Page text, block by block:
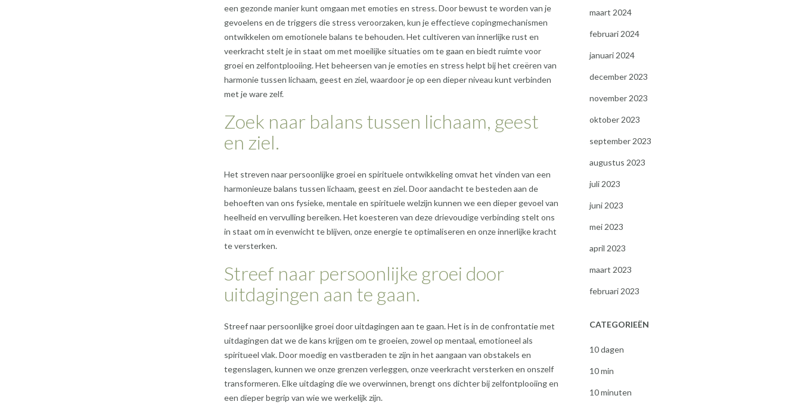
een gezonde manier kunt omgaan met emoties en stress. Door bewust te worden van je
gevoelens en de triggers die stress veroorzaken, kun je effectieve copingmechanismen
ontwikkelen om emotionele balans te behouden. Het cultiveren van innerlijke rust en
veerkracht stelt je in staat om met moeilijke situaties om te gaan en biedt ruimte voor
groei en zelfontplooiing. Het beheersen van je emoties en stress helpt bij het creëren van
harmonie tussen lichaam, geest en ziel, waardoor je op een dieper niveau kunt verbinden
met je ware zelf.
Zoek naar balans tussen lichaam, geest
en ziel.
Het streven naar persoonlijke groei en spirituele ontwikkeling omvat het vinden van een
harmonieuze balans tussen lichaam, geest en ziel. Door aandacht te besteden aan de
behoeften van ons fysieke, mentale en spirituele welzijn kunnen we een dieper gevoel van
heelheid en vervulling bereiken. Het koesteren van deze drievoudige verbinding stelt ons
in staat om in evenwicht te blijven, onze energie te optimaliseren en onze innerlijke kracht
te versterken.
Streef naar persoonlijke groei door
uitdagingen aan te gaan.
Streef naar persoonlijke groei door uitdagingen aan te gaan. Het is in de confrontatie met
uitdagingen dat we de kans krijgen om te groeien, zowel op mentaal, emotioneel als
spiritueel vlak. Door moedig en vastberaden te zijn in het aangaan van obstakels en
tegenslagen, kunnen we onze grenzen verleggen, onze veerkracht versterken en onszelf
transformeren. Elke uitdaging die we overwinnen, brengt ons dichter bij zelfontplooiing en
een dieper begrip van wie we werkelijk zijn.
maart 2024
februari 2024
januari 2024
december 2023
november 2023
oktober 2023
september 2023
augustus 2023
juli 2023
juni 2023
mei 2023
april 2023
maart 2023
februari 2023
CATEGORIEËN
10 dagen
10 min
10 minuten